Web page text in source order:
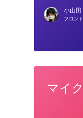
小山田
フロン
マイ